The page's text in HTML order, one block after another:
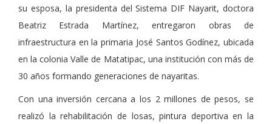
su esposa, la presidenta del Sistema DIF Nayarit, doctora
Beatriz Estrada Martínez, entregaron obras de
infraestructura en la primaria José Santos Godínez, ubicada
en la colonia Valle de Matatipac, una institución con más de
30 años formando generaciones de nayaritas.
Con una inversión cercana a los 2 millones de pesos, se
realizó la rehabilitación de losas, pintura deportiva en la